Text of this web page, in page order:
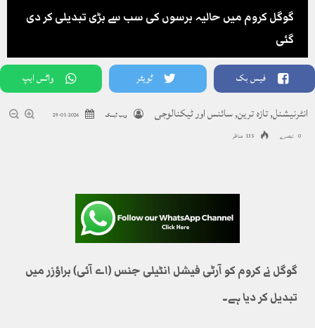
گوگل کروم میں حالیہ برسوں کی سب سے بڑی تبدیلی کر دی
گئی
فیس بک ٹویٹر واٹس ایپ
انٹرنیشنل,تازہ ترین,سائنس اور ٹیکنالوجی ویب ڈیسک 2026-01-29
0 تبصرے 135 مناظر
گوگل نے کروم کو آرٹی فیشل انٹیلی جنس (اے آئی) براؤزر میں
تبدیل کر دیا ہے۔